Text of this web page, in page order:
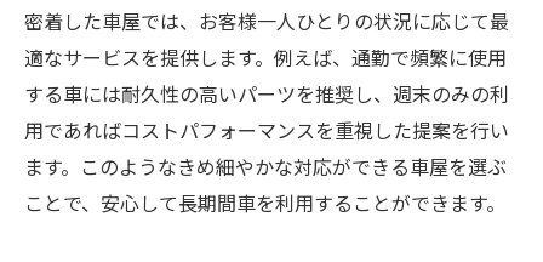
密着した車屋では、お客様一人ひとりの状況に応じて最
適なサービスを提供します。例えば、通勤で頻繁に使用
する車には耐久性の高いパーツを推奨し、週末のみの利
用であればコストパフォーマンスを重視した提案を行い
ます。このようなきめ細やかな対応ができる車屋を選ぶ
ことで、安心して長期間車を利用することができます。